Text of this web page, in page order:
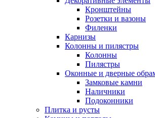
Кронштейны
Розетки и вазоны
Филенки
Карнизы
Колонны и пилястры
Колонны
Пилястры
Оконные и дверные
Замковые камни
Наличники
Подоконники
Плитка и русты